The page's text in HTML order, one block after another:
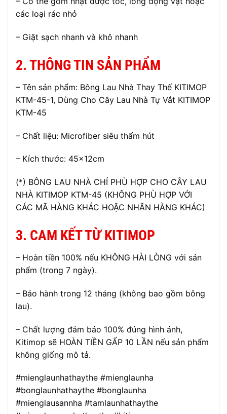
các loại rác nhỏ
– Giặt sạch nhanh và khô nhanh
2. THÔNG TIN SẢN PHẨM
– Tên sản phẩm: Bông Lau Nhà Thay Thế KITIMOP
KTM-45-1, Dùng Cho Cây Lau Nhà Tự Vắt KITIMOP
KTM-45
– Chất liệu: Microfiber siêu thấm hút
– Kích thước: 45x12cm
(*) BÔNG LAU NHÀ CHỈ PHÙ HỢP CHO CÂY LAU
NHÀ KITIMOP KTM-45 (KHÔNG PHÙ HỢP VỚI
CÁC MÃ HÀNG KHÁC HOẶC NHÃN HÀNG KHÁC)
3. CAM KẾT TỪ KITIMOP
– Hoàn tiền 100% nếu KHÔNG HÀI LÒNG với sản
phẩm (trong 7 ngày).
– Bảo hành trong 12 tháng (không bao gồm bông
lau).
– Chất lượng đảm bảo 100% đúng hình ảnh,
Kitimop sẽ HOÀN TIỀN GẤP 10 LẦN nếu sản phẩm
không giống mô tả.
#mienglaunhathaythe #mienglaunha
#bonglaunhathaythe #bonglaunha
#mienglausannha #tamlaunhathaythe